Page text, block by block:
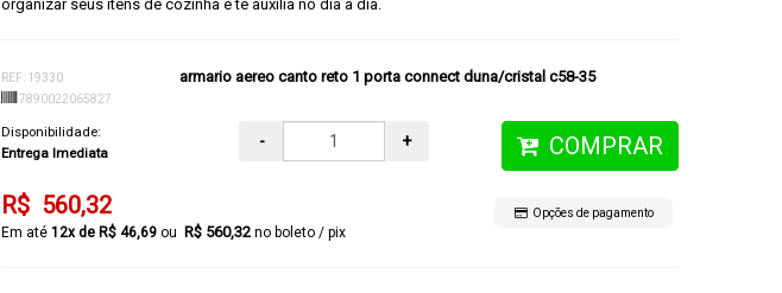
organizar seus itens de cozinha e te auxilia no dia a dia.
REF: 19330
7890022065827
armario aereo canto reto 1 porta connect duna/cristal c58-35
Disponibilidade:
Entrega Imediata
- + COMPRAR
R$ 560,32
12x de R$ 46,69 R$ 560,32 no boleto / pix
Opções de pagamento